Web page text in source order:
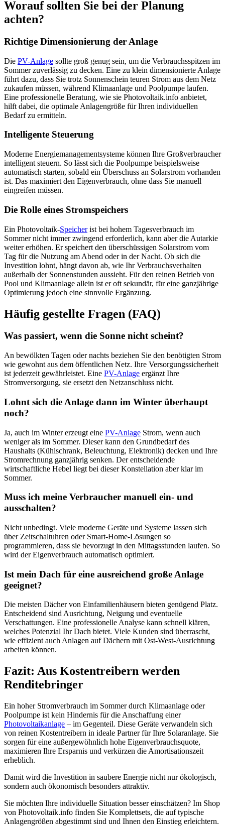
Worauf sollten Sie bei der Planung
achten?
Richtige Dimensionierung der Anlage
Die PV-Anlage sollte groß genug sein, um die Verbrauchsspitzen im
Sommer zuverlässig zu decken. Eine zu klein dimensionierte Anlage
führt dazu, dass Sie trotz Sonnenschein teuren Strom aus dem Netz
zukaufen müssen, während Klimaanlage und Poolpumpe laufen.
Eine professionelle Beratung, wie sie Photovoltaik.info anbietet,
hilft dabei, die optimale Anlagengröße für Ihren individuellen
Bedarf zu ermitteln.
Intelligente Steuerung
Moderne Energiemanagementsysteme können Ihre Großverbraucher
intelligent steuern. So lässt sich die Poolpumpe beispielsweise
automatisch starten, sobald ein Überschuss an Solarstrom vorhanden
ist. Das maximiert den Eigenverbrauch, ohne dass Sie manuell
eingreifen müssen.
Die Rolle eines Stromspeichers
Ein Photovoltaik-Speicherist bei hohem Tagesverbrauch im
Sommer nicht immer zwingend erforderlich, kann aber die Autarkie
weiter erhöhen. Er speichert den überschüssigen Solarstrom vom
Tag für die Nutzung am Abend oder in der Nacht. Ob sich die
Investition lohnt, hängt davon ab, wie Ihr Verbrauchsverhalten
außerhalb der Sonnenstunden aussieht. Für den reinen Betrieb von
Pool und Klimaanlage allein ist er oft sekundär, für eine ganzjährige
Optimierung jedoch eine sinnvolle Ergänzung.
Häufig gestellte Fragen (FAQ)
Was passiert, wenn die Sonne nicht scheint?
An bewölkten Tagen oder nachts beziehen Sie den benötigten Strom
wie gewohnt aus dem öffentlichen Netz. Ihre Versorgungssicherheit
ist jederzeit gewährleistet. Eine PV-Anlage ergänzt Ihre
Stromversorgung, sie ersetzt den Netzanschluss nicht.
Lohnt sich die Anlage dann im Winter überhaupt
noch?
Ja, auch im Winter erzeugt eine PV-Anlage Strom, wenn auch
weniger als im Sommer. Dieser kann den Grundbedarf des
Haushalts (Kühlschrank, Beleuchtung, Elektronik) decken und Ihre
Stromrechnung ganzjährig senken. Der entscheidende
wirtschaftliche Hebel liegt bei dieser Konstellation aber klar im
Sommer.
Muss ich meine Verbraucher manuell ein- und
ausschalten?
Nicht unbedingt. Viele moderne Geräte und Systeme lassen sich
über Zeitschaltuhren oder Smart-Home-Lösungen so
programmieren, dass sie bevorzugt in den Mittagsstunden laufen. So
wird der Eigenverbrauch automatisch optimiert.
Ist mein Dach für eine ausreichend große Anlage
geeignet?
Die meisten Dächer von Einfamilienhäusern bieten genügend Platz.
Entscheidend sind Ausrichtung, Neigung und eventuelle
Verschattungen. Eine professionelle Analyse kann schnell klären,
welches Potenzial Ihr Dach bietet. Viele Kunden sind überrascht,
wie effizient auch Anlagen auf Dächern mit Ost-West-Ausrichtung
arbeiten können.
Fazit: Aus Kostentreibern werden
Renditebringer
Ein hoher Stromverbrauch im Sommer durch Klimaanlage oder
Poolpumpe ist kein Hindernis für die Anschaffung einer
Photovoltaikanlage – im Gegenteil. Diese Geräte verwandeln sich
von reinen Kostentreibern in ideale Partner für Ihre Solaranlage. Sie
sorgen für eine außergewöhnlich hohe Eigenverbrauchsquote,
maximieren Ihre Ersparnis und verkürzen die Amortisationszeit
erheblich.
Damit wird die Investition in saubere Energie nicht nur ökologisch,
sondern auch ökonomisch besonders attraktiv.
Sie möchten Ihre individuelle Situation besser einschätzen? Im Shop
von Photovoltaik.info finden Sie Komplettsets, die auf typische
Anlagengrößen abgestimmt sind und Ihnen den Einstieg erleichtern.